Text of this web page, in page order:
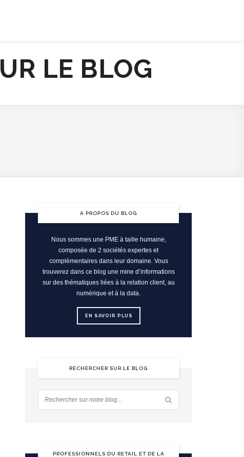
A PROPOS DU BLOG
Nous sommes une PME à taille humaine,
composée de 2 sociétés expertes et
complémentaires dans leur domaine. Vous
trouverez dans ce blog une mine d’informations
sur des thématiques liées à la relation client, au
numérique et à la data.
EN SAVOIR PLUS
RECHERCHER SUR LE BLOG
PROFESSIONNELS DU RETAIL ET DE LA